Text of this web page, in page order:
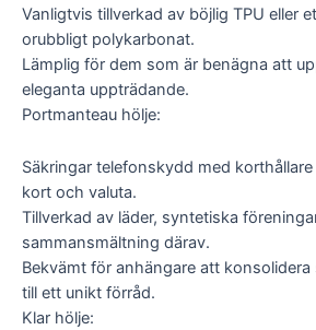
Vanligtvis tillverkad av böjlig TPU eller
orubbligt polykarbonat.
Lämplig för dem som är benägna att
eleganta uppträdande.
Portmanteau hölje:
Säkringar telefonskydd med
kort och valuta.
Tillverkad av läder, syntetiska
sammansmältning därav.
Bekvämt för anhängare att
till ett unikt förråd.
Klar hölje: